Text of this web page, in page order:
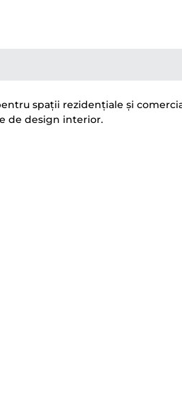
spații rezidențiale și
de design interior.